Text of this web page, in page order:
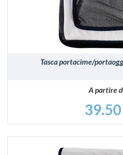
Tasca portacime/
A partire